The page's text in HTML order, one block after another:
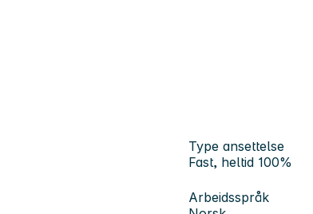
Type ansettelse
Fast, heltid 100%
Arbeidsspråk